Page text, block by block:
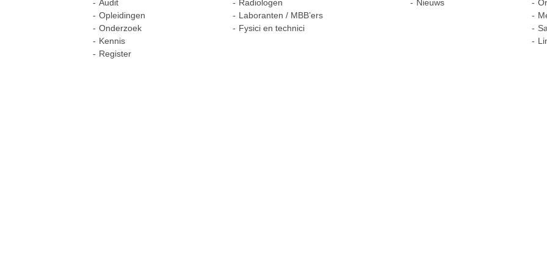
Audit
Opleidingen
Onderzoek
Kennis
Register
Radiologen
Laboranten / MBB’ers
Fysici en technici
Nieuws